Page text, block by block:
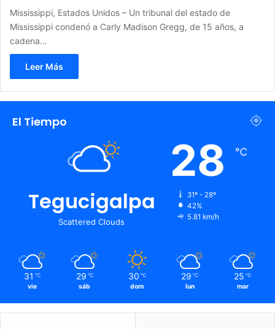
Mississippi, Estados Unidos – Un tribunal del estado de
Mississippi condenó a Carly Madison Gregg, de 15 años, a
cadena…
Leer Más
El Tiempo
Tegucigalpa
Scattered Clouds
28 ℃
31º - 28º
42%
5.81 km/h
31 ℃
vie
29 ℃
sáb
30 ℃
dom
29 ℃
lun
25 ℃
mar